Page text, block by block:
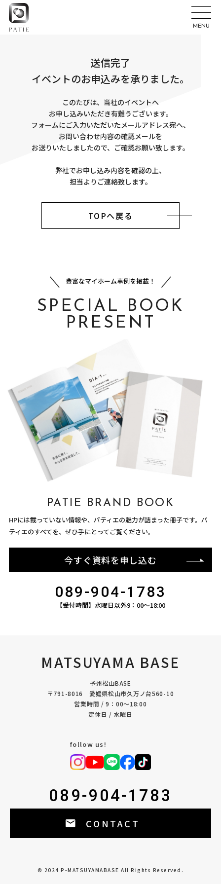
MENU
送信完了
イベントのお申込みを承りました。
このたびは、当社のイベントへ
お申し込みいただき有難うございます。
フォームにご入力いただいたメールアドレス宛へ、
お問い合わせ内容の確認メールを
お送りいたしましたので、ご確認お願い致します。
弊社でお申し込み内容を確認の上、
担当よりご連絡致します。
TOPへ戻る
豊富なマイホーム事例を掲載！
SPECIAL BOOK
PRESENT
PATIE BRAND BOOK
HPには載っていない情報や、パティエの魅力が詰まった冊子です。パ
ティエのすべてを、ぜひ手にとってご覧ください。
今すぐ資料を申し込む
089-904-1783
【受付時間】水曜日以外9：00〜18:00
MATSUYAMA BASE
予州松山BASE
〒791-8016 愛媛県松山市久万ノ台560-10
営業時間 / 9：00〜18:00
定休日 / 水曜日
follow us!
089-904-1783
CONTACT
©︎ 2024 P-MATSUYAMABASE All Rights Reserved.